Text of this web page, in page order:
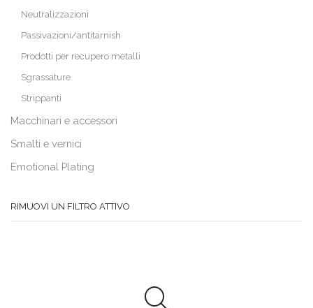
Neutralizzazioni
Passivazioni/antitarnish
Prodotti per recupero metalli
Sgrassature
Strippanti
Macchinari e accessori
Smalti e vernici
Emotional Plating
RIMUOVI UN FILTRO ATTIVO